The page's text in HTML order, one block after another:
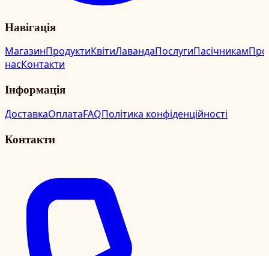
Навігація
МагазинПродуктиКвітиЛавандаПослугиПасічникамПро
насКонтакти
Інформація
ДоставкаОплатаFAQПолітика конфіденційності
Контакти